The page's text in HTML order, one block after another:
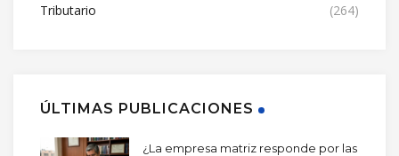
Tributario
(264)
ÚLTIMAS PUBLICACIONES
¿La empresa matriz responde por las